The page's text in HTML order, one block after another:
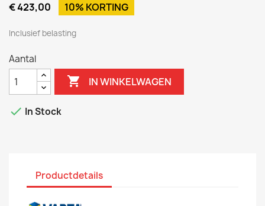
€ 423,00
10% KORTING
Inclusief belasting
Aantal
 IN WINKELWAGEN
 In Stock
Productdetails